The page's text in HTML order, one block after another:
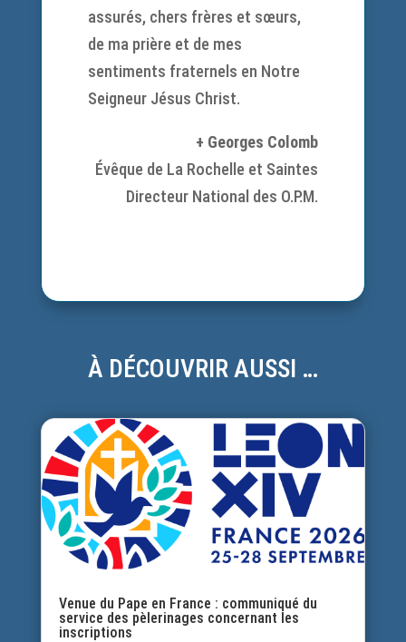
assurés, chers frères et sœurs,
de ma prière et de mes
sentiments fraternels en Notre
Seigneur Jésus Christ.
+ Georges Colomb
Évêque de La Rochelle et Saintes
Directeur National des O.P.M.
À DÉCOUVRIR AUSSI …
Venue du Pape en France : communiqué du
service des pèlerinages concernant les
inscriptions